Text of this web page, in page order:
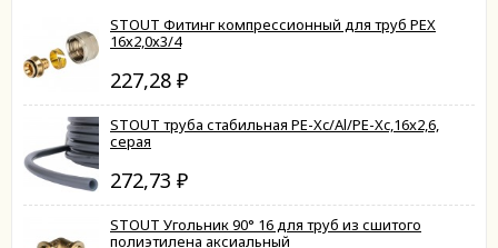
STOUT Фитинг компрессионный для труб PEX
16х2,0х3/4
227,28 ₽
STOUT труба стабильная PE-Xc/Al/PE-Xc,16x2,6,
серая
272,73 ₽
STOUT Угольник 90° 16 для труб из сшитого
полиэтилена аксиальный